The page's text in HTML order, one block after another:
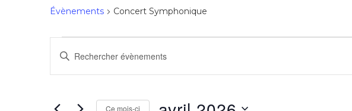
Évènements Concert Symphonique
Recherche
et
Saisir
RechercherCe mois-ci